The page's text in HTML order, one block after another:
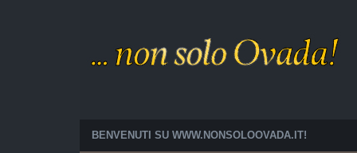
BENVENUTI SU WWW.NONSOLOOVADA.IT!